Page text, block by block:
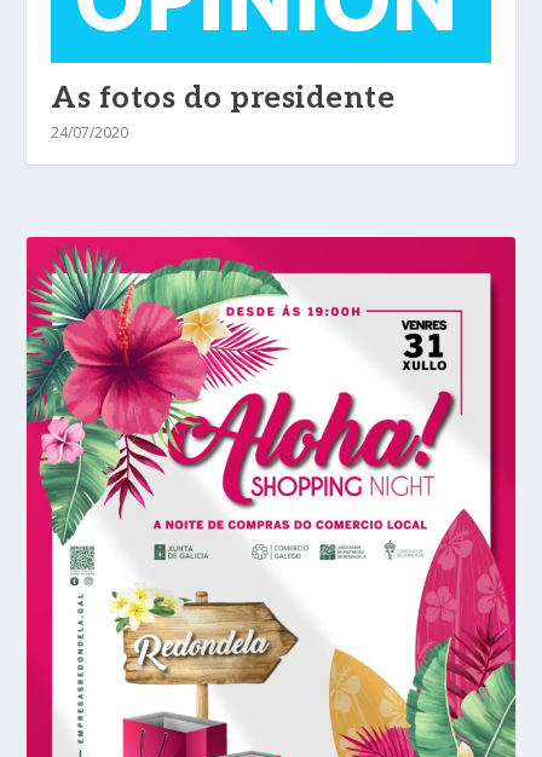
As fotos do presidente
24/07/2020